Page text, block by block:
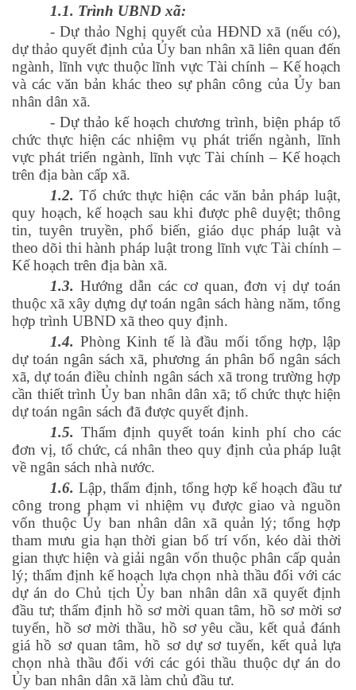
1.1. Trình UBND xã:
- Dự thảo Nghị quyết của HĐND xã (nếu có),
dự thảo quyết định của Ủy ban nhân xã liên quan đến
ngành, lĩnh vực thuộc lĩnh vực Tài chính – Kế hoạch
và các văn bản khác theo sự phân công của Ủy ban
nhân dân xã.
- Dự thảo kế hoạch chương trình, biện pháp tổ
chức thực hiện các nhiệm vụ phát triển ngành, lĩnh
vực phát triển ngành, lĩnh vực Tài chính – Kế hoạch
trên địa bàn cấp xã.
1.2. Tổ chức thực hiện các văn bản pháp luật,
quy hoạch, kế hoạch sau khi được phê duyệt; thông
tin, tuyên truyền, phổ biến, giáo dục pháp luật và
theo dõi thi hành pháp luật trong lĩnh vực Tài chính –
Kế hoạch trên địa bàn xã.
1.3. Hướng dẫn các cơ quan, đơn vị dự toán
thuộc xã xây dựng dự toán ngân sách hàng năm, tổng
hợp trình UBND xã theo quy định.
1.4. Phòng Kinh tế là đầu mối tổng hợp, lập
dự toán ngân sách xã, phương án phân bổ ngân sách
xã, dự toán điều chỉnh ngân sách xã trong trường hợp
cần thiết trình Ủy ban nhân dân xã; tổ chức thực hiện
dự toán ngân sách đã được quyết định.
1.5. Thẩm định quyết toán kinh phí cho các
đơn vị, tổ chức, cá nhân theo quy định của pháp luật
về ngân sách nhà nước.
1.6. Lập, thẩm định, tổng hợp kế hoạch đầu tư
công trong phạm vi nhiệm vụ được giao và nguồn
vốn thuộc Ủy ban nhân dân xã quản lý; tổng hợp
tham mưu gia hạn thời gian bố trí vốn, kéo dài thời
gian thực hiện và giải ngân vốn thuộc phân cấp quản
lý; thẩm định kế hoạch lựa chọn nhà thầu đối với các
dự án do Chủ tịch Ủy ban nhân dân xã quyết định
đầu tư; thẩm định hồ sơ mời quan tâm, hồ sơ mời sơ
tuyển, hồ sơ mời thầu, hồ sơ yêu cầu, kết quả đánh
giá hồ sơ quan tâm, hồ sơ dự sơ tuyển, kết quả lựa
chọn nhà thầu đối với các gói thầu thuộc dự án do
Ủy ban nhân dân xã làm chủ đầu tư.